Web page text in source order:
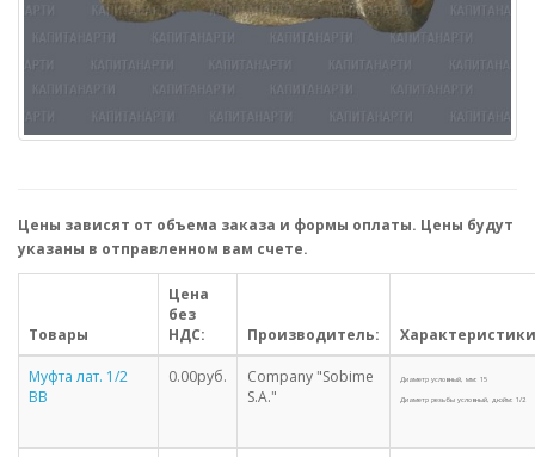
Цены зависят от объема заказа и формы оплаты. Цены будут
указаны в отправленном вам счете.
Товары
Цена
без
НДС:
Производитель:
Муфта лат. 1/2
ВВ
0.00руб.
Company "Sobime
S.A."
Диаметр условный, мм: 15
Диаметр резьбы условный, дюйм: 1/2